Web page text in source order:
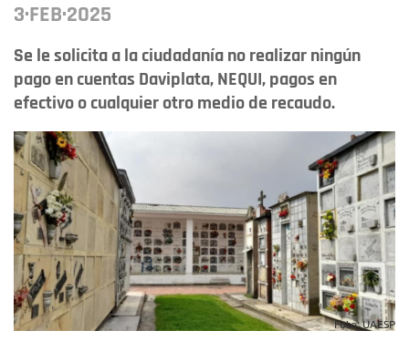
3·FEB·2025
Se le solicita a la ciudadanía no realizar ningún
pago en cuentas Daviplata, NEQUI, pagos en
efectivo o cualquier otro medio de recaudo.
Foto: UAESP